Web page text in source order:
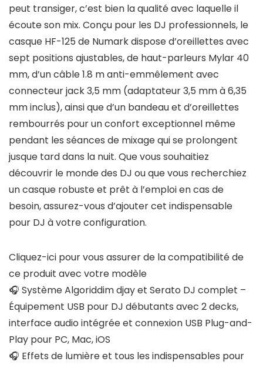
peut transiger, c’est bien la qualité avec laquelle il
écoute son mix. Conçu pour les DJ professionnels, le
casque HF-125 de Numark dispose d’oreillettes avec
sept positions ajustables, de haut-parleurs Mylar 40
mm, d’un câble 1.8 m anti-emmêlement avec
connecteur jack 3,5 mm (adaptateur 3,5 mm à 6,35
mm inclus), ainsi que d’un bandeau et d’oreillettes
rembourrés pour un confort exceptionnel même
pendant les séances de mixage qui se prolongent
jusque tard dans la nuit. Que vous souhaitiez
découvrir le monde des DJ ou que vous recherchiez
un casque robuste et prêt à l’emploi en cas de
besoin, assurez-vous d’ajouter cet indispensable
pour DJ à votre configuration.
Cliquez-ici pour vous assurer de la compatibilité de
ce produit avec votre modèle
🎧 Système Algoriddim djay et Serato DJ complet –
Équipement USB pour DJ débutants avec 2 decks,
interface audio intégrée et connexion USB Plug-and-
Play pour PC, Mac, iOS
🎧 Effets de lumière et tous les indispensables pour